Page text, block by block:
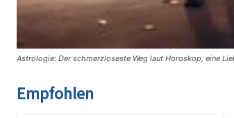
Astrologie: Der schmerzloseste Weg laut Horoskop, eine
Empfohlen